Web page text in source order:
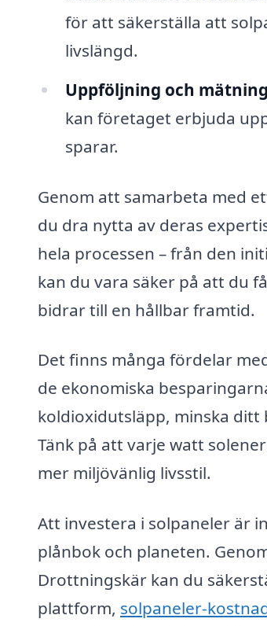
för att säkerställa att
livslängd.
Uppföljning och
kan företaget erbjuda
sparar.
Genom att samarbeta med
du dra nytta av deras
hela processen – från den
kan du vara säker på att du
bidrar till en hållbar framtid.
Det finns många fördelar
de ekonomiska
koldioxidutsläpp, minska ditt
Tänk på att varje watt
mer miljövänlig livsstil.
Att investera i solpaneler är
plånbok och planeten.
Drottningskär kan du
plattform, solpaneler-